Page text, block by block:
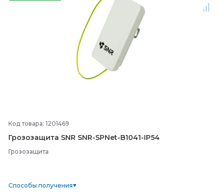
Код товара: 1201469
Грозозащита SNR SNR-SPNet-B1041-IP54
Грозозащита
Способы получения